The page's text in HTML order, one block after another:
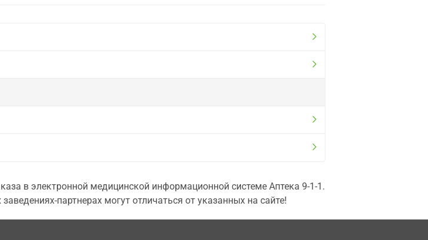
в электронной медицинской информационной системе Аптека 9-1-1.
партнерах могут отличаться от указанных на сайте!